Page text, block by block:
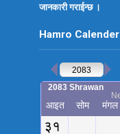
जानकारी गराईन्छ ।
Hamro Calender